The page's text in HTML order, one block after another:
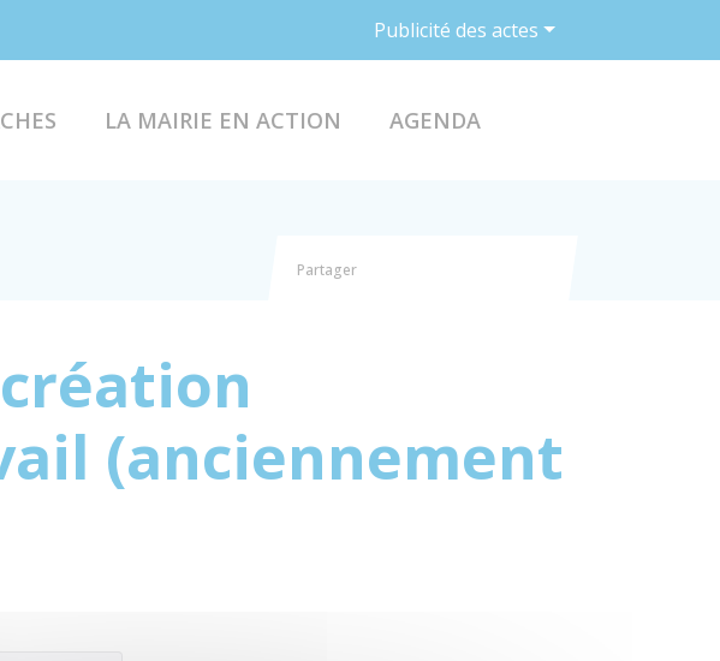
Publicité des actes
LA MAIRIE EN ACTION AGENDA
Partager
(anciennement